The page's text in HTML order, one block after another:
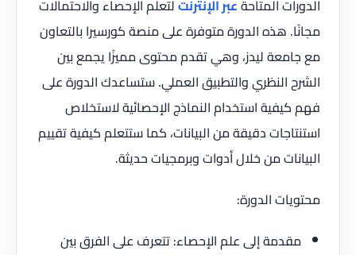
الدورات المتاحةعبر الإنترنتلتعلم الإحصاء والاحتمالات
مجانًا. هذه الدورة متوفرة على منصة كورسيرا بالتعاون
مع جامعة ليدز، وهي تقدم محتوى مميزًا يجمع بين
الشرح النظري والتطبيق العملي. ستساعدك الدورة على
فهم كيفية استخدام النماذج الإحصائية لاستخلاص
استنتاجات دقيقة من البيانات، كما ستتعلم كيفية تقييم
البيانات من خلال أدوات وبرمجيات حديثة.
محتويات الدورة:
مقدمة إلى علم الإحصاء: تتعرف على الفرق بين